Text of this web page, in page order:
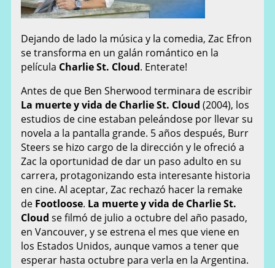
Dejando de lado la música y la comedia, Zac Efron
se transforma en un galán romántico en la
película Charlie St. Cloud. Enterate!
Antes de que Ben Sherwood terminara de escribir
La muerte y vida de Charlie St. Cloud (2004), los
estudios de cine estaban peleándose por llevar su
novela a la pantalla grande. 5 años después, Burr
Steers se hizo cargo de la dirección y le ofreció a
Zac la oportunidad de dar un paso adulto en su
carrera, protagonizando esta interesante historia
en cine. Al aceptar, Zac rechazó hacer la remake
de Footloose. La muerte y vida de Charlie St.
Cloudse filmó de julio a octubre del año pasado,
en Vancouver, y se estrena el mes que viene en
los Estados Unidos, aunque vamos a tener que
esperar hasta octubre para verla en la Argentina.